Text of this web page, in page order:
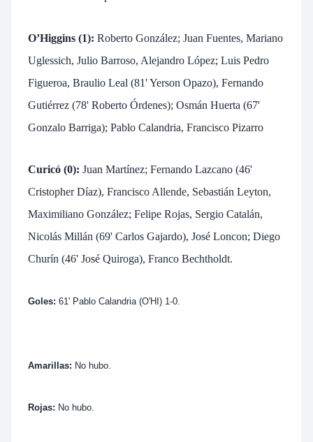
O’Higgins (1): Roberto González; Juan Fuentes, Mariano
Uglessich, Julio Barroso, Alejandro López; Luis Pedro
Figueroa, Braulio Leal (81' Yerson Opazo), Fernando
Gutiérrez (78' Roberto Órdenes); Osmán Huerta (67'
Gonzalo Barriga); Pablo Calandria, Francisco Pizarro
Curicó (0): Juan Martínez; Fernando Lazcano (46'
Cristopher Díaz), Francisco Allende, Sebastián Leyton,
Maximiliano González; Felipe Rojas, Sergio Catalán,
Nicolás Millán (69' Carlos Gajardo), José Loncon; Diego
Churín (46' José Quiroga), Franco Bechtholdt.
Goles: 61' Pablo Calandria (O'HI) 1-0.
Amarillas: No hubo.
Rojas: No hubo.